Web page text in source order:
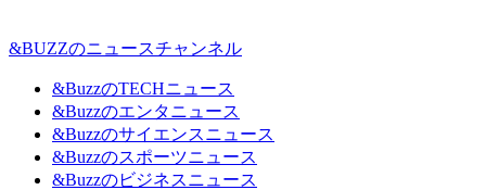
&BUZZのニュースチャンネル
&BuzzのTECHニュース
&Buzzのエンタニュース
&Buzzのサイエンスニュース
&Buzzのスポーツニュース
&Buzzのビジネスニュース